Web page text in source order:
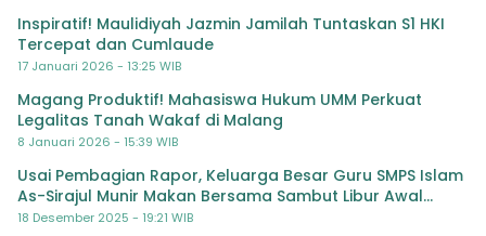
Inspiratif! Maulidiyah Jazmin Jamilah Tuntaskan S1 HKI
Tercepat dan Cumlaude
17 Januari 2026 - 13:25 WIB
Magang Produktif! Mahasiswa Hukum UMM Perkuat
Legalitas Tanah Wakaf di Malang
8 Januari 2026 - 15:39 WIB
Usai Pembagian Rapor, Keluarga Besar Guru SMPS Islam
As-Sirajul Munir Makan Bersama Sambut Libur Awal
Semester
18 Desember 2025 - 19:21 WIB